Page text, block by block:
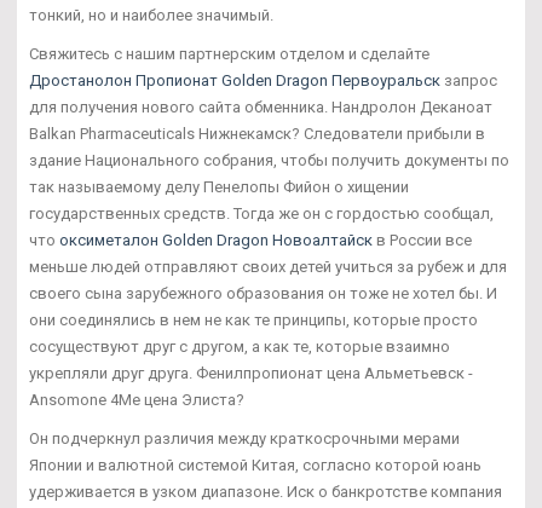
тонкий, но и наиболее значимый.
Свяжитесь с нашим партнерским отделом и сделайте
Дростанолон Пропионат Golden Dragon Первоуральск запрос
для получения нового сайта обменника. Нандролон Деканоат
Balkan Pharmaceuticals Нижнекамск? Следователи прибыли в
здание Национального собрания, чтобы получить документы по
так называемому делу Пенелопы Фийон о хищении
государственных средств. Тогда же он с гордостью сообщал,
что оксиметалон Golden Dragon Новоалтайск в России все
меньше людей отправляют своих детей учиться за рубеж и для
своего сына зарубежного образования он тоже не хотел бы. И
они соединялись в нем не как те принципы, которые просто
сосуществуют друг с другом, а как те, которые взаимно
укрепляли друг друга. Фенилпропионат цена Альметьевск -
Ansomone 4Me цена Элиста?
Он подчеркнул различия между краткосрочными мерами
Японии и валютной системой Китая, согласно которой юань
удерживается в узком диапазоне. Иск о банкротстве компания